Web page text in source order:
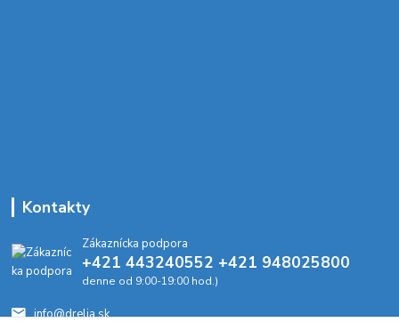
Kontakty
Zákaznícka podpora
+421 443240552 +421 948025800
denne od 9:00-19:00 hod.)
info@drelia.sk